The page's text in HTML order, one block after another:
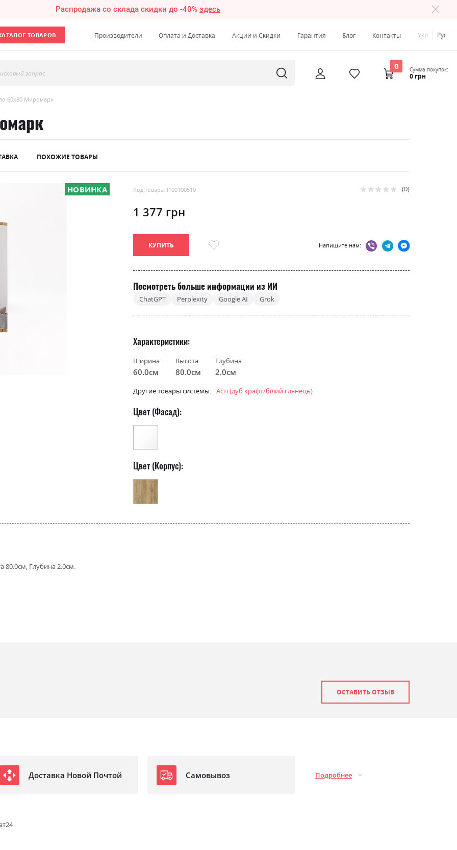
Распродажа со склада скидки до -40%здесь
ТОВАРОВ Производители Оплата и Доставка Акции и Скидки Гарантия Блог Контакты Укр Рус
запрос
0 Сумма покупок:
0 грн
60х80 Миромарк
ПОХОЖИЕ ТОВАРЫ
НОВИНКА Код товара: l100100510 Рейтинг: 0
1 377 грн
КУПИТЬ Напишите нам:
Посмотреть больше информации из ИИ
ChatGPT Perplexity Google AI Grok
Характеристики
Ширина:
60.0см
Высота:
80.0см
Глубина:
2.0см
Другие товары системы: Асті (дуб крафт/білий глянець)
Цвет (Фасад):
Цвет (Корпус):
80.0см, Глубина 2.0см.
ОСТАВИТЬ ОТЗЫВ
Доставка Новой Почтой Самовывоз Подробнее